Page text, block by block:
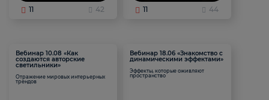
11 42 11 44
Вебинар 10.08 «Как
создаются авторские
светильники»
Отражение мировых интерьерных
трендов
Вебинар 18.06 «Знакомство с
динамическими эффектами»
Эффекты, которые оживляют
пространство